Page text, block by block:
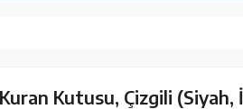
Kutusu, Çizgili (Siyah,